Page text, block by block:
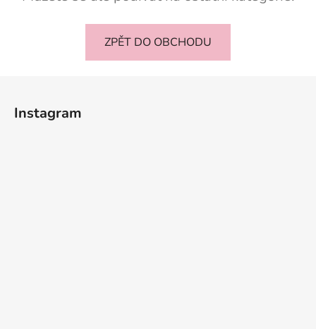
ZPĚT DO OBCHODU
Instagram